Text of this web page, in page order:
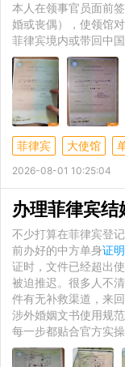
本人在领事官员面前
婚或丧偶），使领馆
菲律宾境内或带回中
菲律宾 大使馆
2026-08-01 10:25:04
办理菲律宾
不少打算在菲律宾登
前办好的中方单身证明
证时，文件已经超出
被迫推迟。很多人不
件有无补救渠道，来
涉外婚姻文书使用规
每一步都贴合官方实